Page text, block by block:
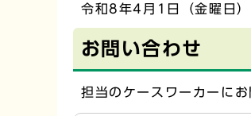
令和8年4月1日（金曜日
お問い合わせ
担当のケースワーカーにお